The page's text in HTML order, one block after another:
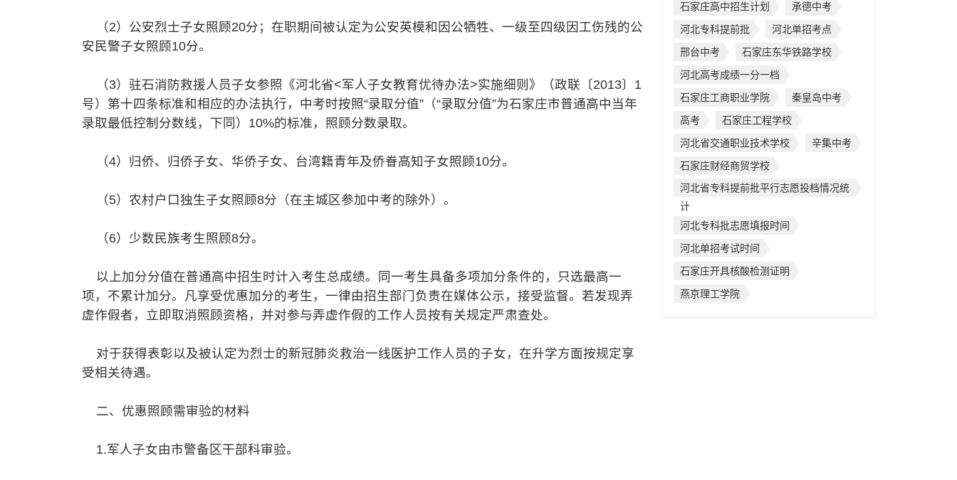
（2）公安烈士子女照顾20分；在职期间被认定为公安英模和因公牺牲、一级至四级因工伤残的公
安民警子女照顾10分。
（3）驻石消防救援人员子女参照《河北省<军人子女教育优待办法>实施细则》（政联〔2013〕1
号）第十四条标准和相应的办法执行，中考时按照“录取分值”（“录取分值”为石家庄市普通高中当年
录取最低控制分数线，下同）10%的标准，照顾分数录取。
（4）归侨、归侨子女、华侨子女、台湾籍青年及侨眷高知子女照顾10分。
（5）农村户口独生子女照顾8分（在主城区参加中考的除外）。
（6）少数民族考生照顾8分。
以上加分分值在普通高中招生时计入考生总成绩。同一考生具备多项加分条件的，只选最高一
项，不累计加分。凡享受优惠加分的考生，一律由招生部门负责在媒体公示，接受监督。若发现弄
虚作假者，立即取消照顾资格，并对参与弄虚作假的工作人员按有关规定严肃查处。
对于获得表彰以及被认定为烈士的新冠肺炎救治一线医护工作人员的子女，在升学方面按规定享
受相关待遇。
二、优惠照顾需审验的材料
1.军人子女由市警备区干部科审验。
石家庄高中招生计划
承德中考
河北专科提前批
河北单招考点
邢台中考
石家庄东华铁路学校
河北高考成绩一分一档
石家庄工商职业学院
秦皇岛中考
高考
石家庄工程学校
河北省交通职业技术学校
辛集中考
石家庄财经商贸学校
河北省专科提前批平行志愿投档情况统
计
河北专科批志愿填报时间
河北单招考试时间
石家庄开具核酸检测证明
燕京理工学院